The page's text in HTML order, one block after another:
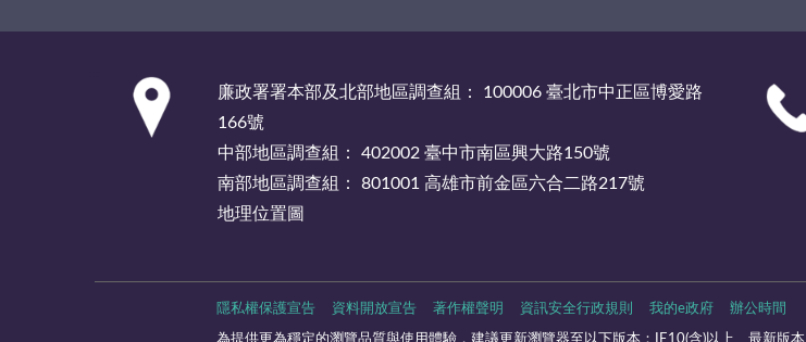
廉政署署本部及北部地區調查組： 100006 臺北市中正區博愛路
166號
中部地區調查組： 402002 臺中市南區興大路150號
南部地區調查組： 801001 高雄市前金區六合二路217號
地理位置圖
隱私權保護宣告 資料開放宣告 著作權聲明 資訊安全行政規則 我的e政府 辦公時間
為提供更為穩定的瀏覽品質與使用體驗，建議更新瀏覽器至以下版本：IE10(含)以上、最新版本